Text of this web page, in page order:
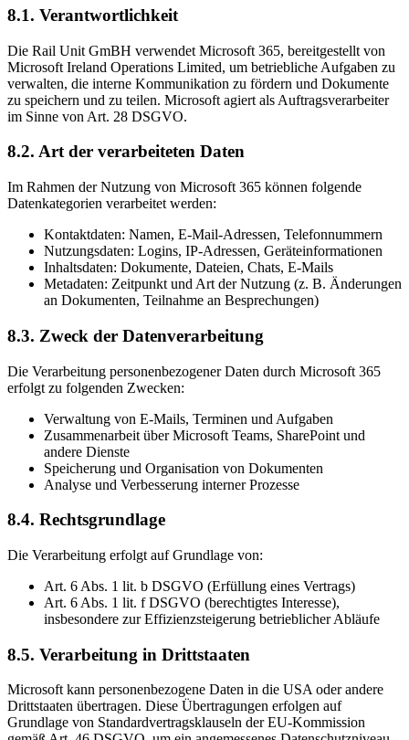
8.1. Verantwortlichkeit
Die Rail Unit GmBH verwendet Microsoft 365, bereitgestellt von
Microsoft Ireland Operations Limited, um betriebliche Aufgaben zu
verwalten, die interne Kommunikation zu fördern und Dokumente
zu speichern und zu teilen. Microsoft agiert als Auftragsverarbeiter
im Sinne von Art. 28 DSGVO.
8.2. Art der verarbeiteten Daten
Im Rahmen der Nutzung von Microsoft 365 können folgende
Datenkategorien verarbeitet werden:
Kontaktdaten: Namen, E-Mail-Adressen, Telefonnummern
Nutzungsdaten: Logins, IP-Adressen, Geräteinformationen
Inhaltsdaten: Dokumente, Dateien, Chats, E-Mails
Metadaten: Zeitpunkt und Art der Nutzung (z. B. Änderungen
an Dokumenten, Teilnahme an Besprechungen)
8.3. Zweck der Datenverarbeitung
Die Verarbeitung personenbezogener Daten durch Microsoft 365
erfolgt zu folgenden Zwecken:
Verwaltung von E-Mails, Terminen und Aufgaben
Zusammenarbeit über Microsoft Teams, SharePoint und
andere Dienste
Speicherung und Organisation von Dokumenten
Analyse und Verbesserung interner Prozesse
8.4. Rechtsgrundlage
Die Verarbeitung erfolgt auf Grundlage von:
Art. 6 Abs. 1 lit. b DSGVO (Erfüllung eines Vertrags)
Art. 6 Abs. 1 lit. f DSGVO (berechtigtes Interesse),
insbesondere zur Effizienzsteigerung betrieblicher Abläufe
8.5. Verarbeitung in Drittstaaten
Microsoft kann personenbezogene Daten in die USA oder andere
Drittstaaten übertragen. Diese Übertragungen erfolgen auf
Grundlage von Standardvertragsklauseln der EU-Kommission